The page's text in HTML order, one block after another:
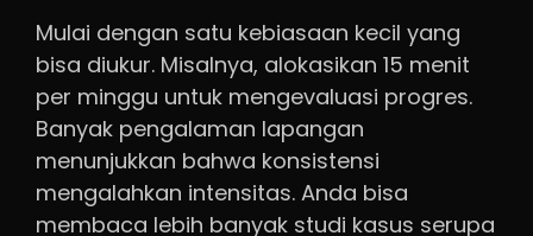
Mulai dengan satu kebiasaan kecil yang
bisa diukur. Misalnya, alokasikan 15 menit
per minggu untuk mengevaluasi progres.
Banyak pengalaman lapangan
menunjukkan bahwa konsistensi
mengalahkan intensitas. Anda bisa
membaca lebih banyak studi kasus serupa